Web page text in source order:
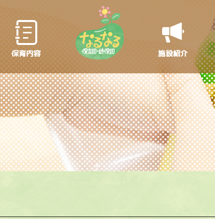
保育内容 施設紹介